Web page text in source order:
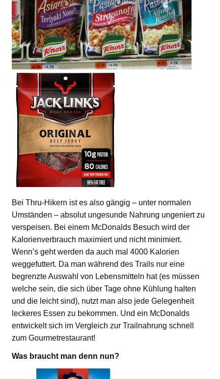
Bei Thru-Hikern ist es also gängig – unter normalen
Umständen – absolut ungesunde Nahrung ungeniert zu
verspeisen. Bei einem McDonalds Besuch wird der
Kalorienverbrauch maximiert und nicht minimiert.
Wenn’s geht werden da auch mal 4000 Kalorien
weggefuttert. Da man während des Trails nur eine
begrenzte Auswahl von Lebensmitteln hat (es müssen
welche sein, die sich über Tage ohne Kühlung halten
und die leicht sind), nutzt man also jede Gelegenheit
leckeres Essen zu bekommen. Und ein McDonalds
entwickelt sich im Vergleich zur Trailnahrung schnell
zum Gourmetrestaurant!
Was braucht man denn nun?